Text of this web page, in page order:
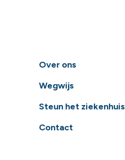
Over ons
Wegwijs
Steun het ziekenhuis
Contact